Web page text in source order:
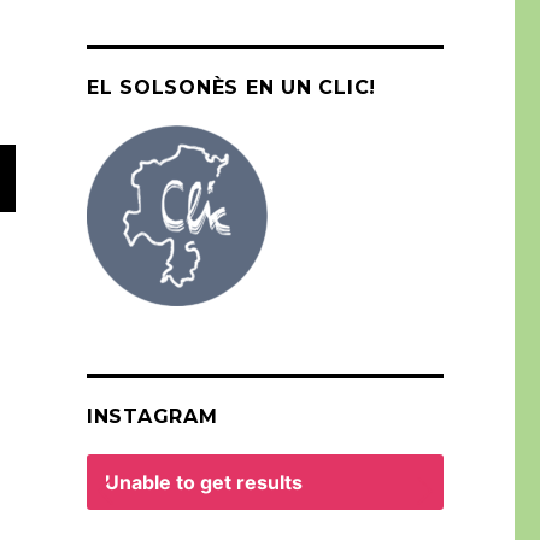
EL SOLSONÈS EN UN CLIC!
INSTAGRAM
Unable to get results